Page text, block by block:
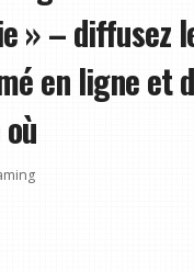
» – diffusez
en ligne et